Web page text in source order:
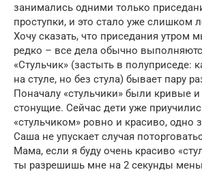
занимались одними только
проступки, и это стало уже слишком
Хочу сказать, что приседания утром
редко – все дела обычно
«Стульчик» (застыть в полуприседе:
на стуле, но без стула) бывает пару
Поначалу «стульчики» были кривые и
стонущие. Сейчас дети уже
«стульчиком» ровно и красиво, одно
Саша не упускает случая
Мама, если я буду очень красиво
ты разрешишь мне на 2 секунды